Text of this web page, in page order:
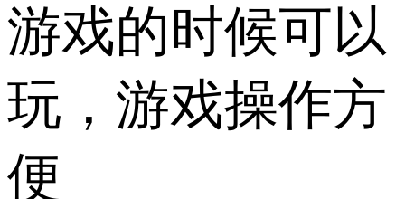
游戏的时候可以
玩，游戏操作方
便